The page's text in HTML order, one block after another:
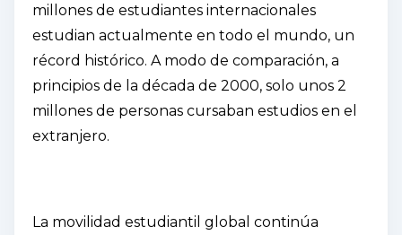
millones de estudiantes internacionales
estudian actualmente en todo el mundo, un
récord histórico. A modo de comparación, a
principios de la década de 2000, solo unos 2
millones de personas cursaban estudios en el
extranjero.
La movilidad estudiantil global continúa